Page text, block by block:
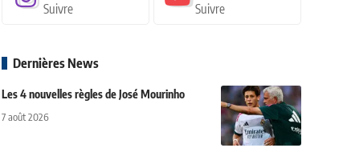
Suivre Suivre
Dernières News
Les 4 nouvelles règles de José Mourinho
7 août 2026